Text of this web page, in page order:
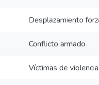
Desplazamiento
Conflicto armado
Víctimas de violencia